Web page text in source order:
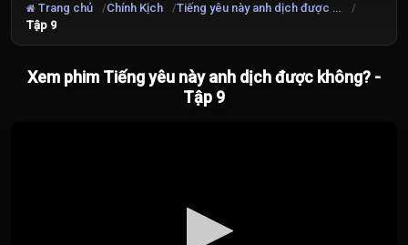
Trang chủ Chính Kịch
Tiếng yêu này anh dịch được không?
Tập 9
Xem phim Tiếng yêu này anh dịch được không? -
Tập 9